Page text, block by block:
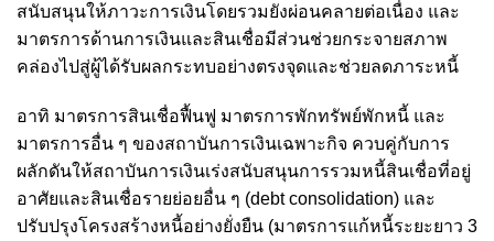
สนับสนุนให้ภาวะการเงินโดยรวมยังผ่อนคลายต่อเนื่อง และ
มาตรการด้านการเงินและสินเชื่อมีส่วนช่วยกระจายสภาพ
คล่องไปสู่ผู้ได้รับผลกระทบอย่างตรงจุดและช่วยลดภาระหนี้
อาทิ มาตรการสินเชื่อฟื้นฟู มาตรการพักทรัพย์พักหนี้ และ
มาตรการอื่น ๆ ของสถาบันการเงินเฉพาะกิจ ควบคู่กับการ
ผลักดันให้สถาบันการเงินเร่งสนับสนุนการรวมหนี้สินเชื่อที่อยู่
อาศัยและสินเชื่อรายย่อยอื่น ๆ (debt consolidation) และ
ปรับปรุงโครงสร้างหนี้อย่างยั่งยืน (มาตรการแก้หนี้ระยะยาว 3